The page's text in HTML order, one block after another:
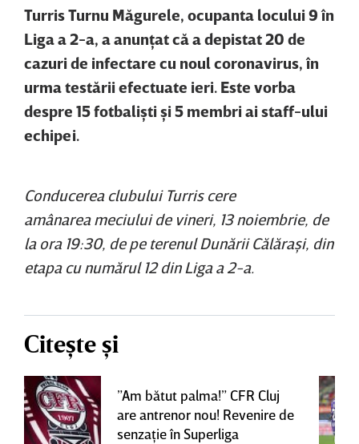
Turris Turnu Măgurele, ocupanta locului 9 în
Liga a 2-a, a anunţat că a depistat 20 de
cazuri de infectare cu noul coronavirus, în
urma testării efectuate ieri. Este vorba
despre 15 fotbalişti şi 5 membri ai staff-ului
echipei.
Conducerea clubului Turris cere
amânarea meciului de vineri, 13 noiembrie, de
la ora 19:30, de pe terenul Dunării Călăraşi, din
etapa cu numărul 12 din Liga a 2-a.
Citește și
”Am bătut palma!” CFR Cluj
are antrenor nou! Revenire de
senzaţie în Superliga